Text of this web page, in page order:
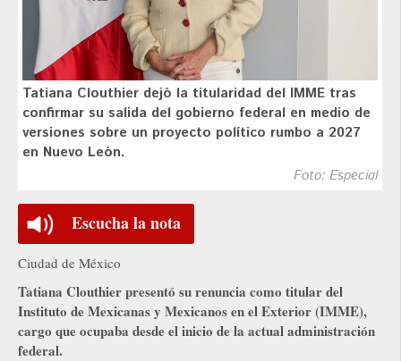
Tatiana Clouthier dejó la titularidad del IMME tras
confirmar su salida del gobierno federal en medio de
versiones sobre un proyecto político rumbo a 2027
en Nuevo León.
Foto: Especial
Escucha la nota
Ciudad de México
Tatiana Clouthier presentó su renuncia como titular del
Instituto de Mexicanas y Mexicanos en el Exterior (IMME),
cargo que ocupaba desde el inicio de la actual administración
federal.